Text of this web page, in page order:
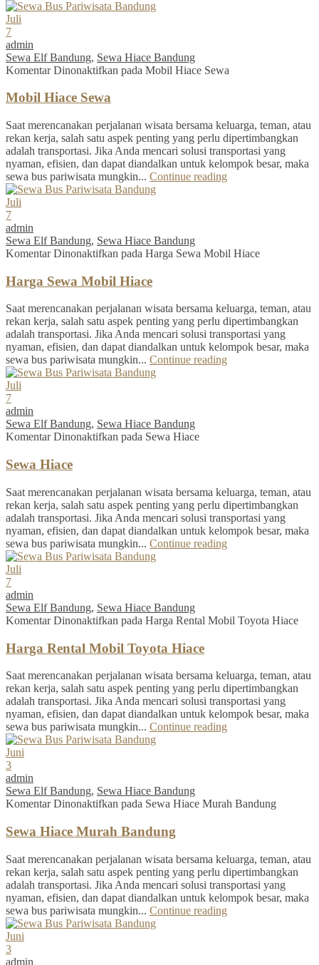
Juli
7
admin
Sewa Elf Bandung, Sewa Hiace Bandung
Komentar Dinonaktifkan pada Mobil Hiace Sewa
Mobil Hiace Sewa
Saat merencanakan perjalanan wisata bersama keluarga, teman, atau
rekan kerja, salah satu aspek penting yang perlu dipertimbangkan
adalah transportasi. Jika Anda mencari solusi transportasi yang
nyaman, efisien, dan dapat diandalkan untuk kelompok besar, maka
sewa bus pariwisata mungkin... Continue reading
Juli
7
admin
Sewa Elf Bandung, Sewa Hiace Bandung
Komentar Dinonaktifkan pada Harga Sewa Mobil Hiace
Harga Sewa Mobil Hiace
Saat merencanakan perjalanan wisata bersama keluarga, teman, atau
rekan kerja, salah satu aspek penting yang perlu dipertimbangkan
adalah transportasi. Jika Anda mencari solusi transportasi yang
nyaman, efisien, dan dapat diandalkan untuk kelompok besar, maka
sewa bus pariwisata mungkin... Continue reading
Juli
7
admin
Sewa Elf Bandung, Sewa Hiace Bandung
Komentar Dinonaktifkan pada Sewa Hiace
Sewa Hiace
Saat merencanakan perjalanan wisata bersama keluarga, teman, atau
rekan kerja, salah satu aspek penting yang perlu dipertimbangkan
adalah transportasi. Jika Anda mencari solusi transportasi yang
nyaman, efisien, dan dapat diandalkan untuk kelompok besar, maka
sewa bus pariwisata mungkin... Continue reading
Juli
7
admin
Sewa Elf Bandung, Sewa Hiace Bandung
Komentar Dinonaktifkan pada Harga Rental Mobil Toyota Hiace
Harga Rental Mobil Toyota Hiace
Saat merencanakan perjalanan wisata bersama keluarga, teman, atau
rekan kerja, salah satu aspek penting yang perlu dipertimbangkan
adalah transportasi. Jika Anda mencari solusi transportasi yang
nyaman, efisien, dan dapat diandalkan untuk kelompok besar, maka
sewa bus pariwisata mungkin... Continue reading
Juni
3
admin
Sewa Elf Bandung, Sewa Hiace Bandung
Komentar Dinonaktifkan pada Sewa Hiace Murah Bandung
Sewa Hiace Murah Bandung
Saat merencanakan perjalanan wisata bersama keluarga, teman, atau
rekan kerja, salah satu aspek penting yang perlu dipertimbangkan
adalah transportasi. Jika Anda mencari solusi transportasi yang
nyaman, efisien, dan dapat diandalkan untuk kelompok besar, maka
sewa bus pariwisata mungkin... Continue reading
Juni
3
admin